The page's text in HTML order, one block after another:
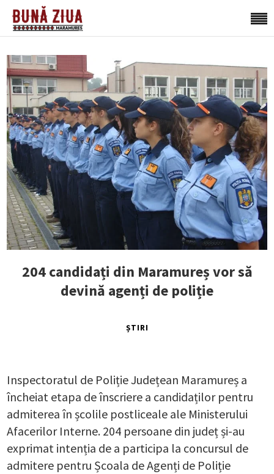
204 candidați din Maramureș vor să
devină agenți de poliție
ȘTIRI
Inspectoratul de Poliție Județean Maramureș a
încheiat etapa de înscriere a candidaților pentru
admiterea în școlile postliceale ale Ministerului
Afacerilor Interne. 204 persoane din județ și-au
exprimat intenția de a participa la concursul de
admitere pentru Școala de Agenți de Poliție